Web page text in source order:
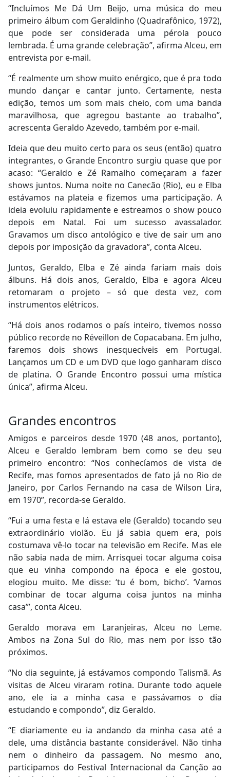
“Incluímos Me Dá Um Beijo, uma música do meu
primeiro álbum com Geraldinho (Quadrafônico, 1972),
que pode ser considerada uma pérola pouco
lembrada. É uma grande celebração”, afirma Alceu, em
entrevista por e-mail.
“É realmente um show muito enérgico, que é pra todo
mundo dançar e cantar junto. Certamente, nesta
edição, temos um som mais cheio, com uma banda
maravilhosa, que agregou bastante ao trabalho”,
acrescenta Geraldo Azevedo, também por e-mail.
Ideia que deu muito certo para os seus (então) quatro
integrantes, o Grande Encontro surgiu quase que por
acaso: “Geraldo e Zé Ramalho começaram a fazer
shows juntos. Numa noite no Canecão (Rio), eu e Elba
estávamos na plateia e fizemos uma participação. A
ideia evoluiu rapidamente e estreamos o show pouco
depois em Natal. Foi um sucesso avassalador.
Gravamos um disco antológico e tive de sair um ano
depois por imposição da gravadora”, conta Alceu.
Juntos, Geraldo, Elba e Zé ainda fariam mais dois
álbuns. Há dois anos, Geraldo, Elba e agora Alceu
retomaram o projeto – só que desta vez, com
instrumentos elétricos.
“Há dois anos rodamos o país inteiro, tivemos nosso
público recorde no Réveillon de Copacabana. Em julho,
faremos dois shows inesquecíveis em Portugal.
Lançamos um CD e um DVD que logo ganharam disco
de platina. O Grande Encontro possui uma mística
única”, afirma Alceu.
Grandes encontros
Amigos e parceiros desde 1970 (48 anos, portanto),
Alceu e Geraldo lembram bem como se deu seu
primeiro encontro: “Nos conhecíamos de vista de
Recife, mas fomos apresentados de fato já no Rio de
Janeiro, por Carlos Fernando na casa de Wilson Lira,
em 1970”, recorda-se Geraldo.
“Fui a uma festa e lá estava ele (Geraldo) tocando seu
extraordinário violão. Eu já sabia quem era, pois
costumava vê-lo tocar na televisão em Recife. Mas ele
não sabia nada de mim. Arrisquei tocar alguma coisa
que eu vinha compondo na época e ele gostou,
elogiou muito. Me disse: ‘tu é bom, bicho’. ‘Vamos
combinar de tocar alguma coisa juntos na minha
casa’”, conta Alceu.
Geraldo morava em Laranjeiras, Alceu no Leme.
Ambos na Zona Sul do Rio, mas nem por isso tão
próximos.
“No dia seguinte, já estávamos compondo Talismã. As
visitas de Alceu viraram rotina. Durante todo aquele
ano, ele ia a minha casa e passávamos o dia
estudando e compondo”, diz Geraldo.
“E diariamente eu ia andando da minha casa até a
dele, uma distância bastante considerável. Não tinha
nem o dinheiro da passagem. No mesmo ano,
participamos do Festival Internacional da Canção ao